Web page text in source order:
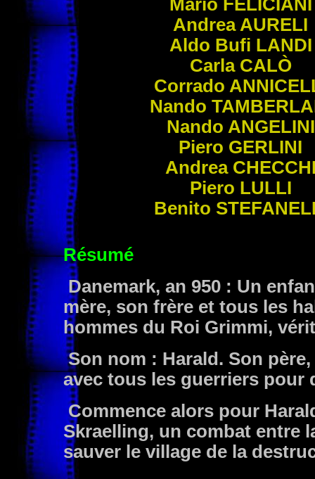
Mario FELICIANI
Andrea AURELI
Aldo Bufi LANDI
Carla CALÒ
Corrado
Nando
Nando ANGELINI
Piero GERLINI
Andrea
Piero LULLI
Benito
Résumé
Danemark, an 950 : Un
mère, son frère et tous les
hommes du Roi Grimmi,
Son nom : Harald. Son
avec tous les guerriers pour
Commence alors pour
Skraelling, un combat entre
sauver le village de la